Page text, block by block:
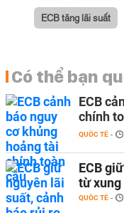
ECB tăng lãi suất
Có thể bạn
ECB
chính
QUỐC TẾ -
ECB
từ
QUỐC TẾ -